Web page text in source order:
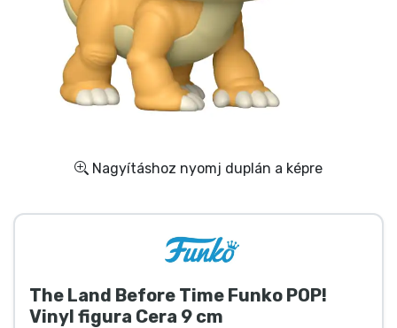
Nagyításhoz nyomj duplán a képre
The Land Before Time Funko POP!
Vinyl figura Cera 9 cm
Ajándékkártya
Szállítás és fizetés
Sorozatos cuccok
Gamer cuccok